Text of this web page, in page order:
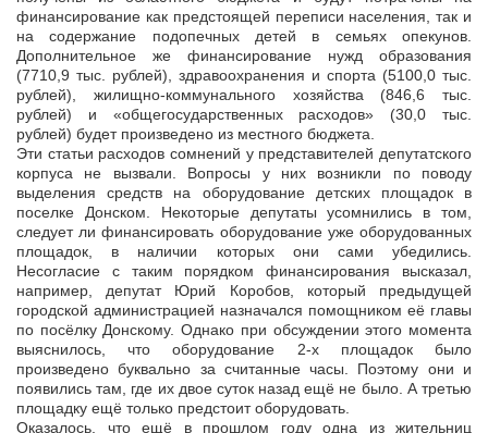
финансирование как предстоящей переписи населения, так и
на содержание подопечных детей в семьях опекунов.
Дополнительное же финансирование нужд образования
(7710,9 тыс. рублей), здравоохранения и спорта (5100,0 тыс.
рублей), жилищно-коммунального хозяйства (846,6 тыс.
рублей) и «общегосударственных расходов» (30,0 тыс.
рублей) будет произведено из местного бюджета.
Эти статьи расходов сомнений у представителей депутатского
корпуса не вызвали. Вопросы у них возникли по поводу
выделения средств на оборудование детских площадок в
поселке Донском. Некоторые депутаты усомнились в том,
следует ли финансировать оборудование уже оборудованных
площадок, в наличии которых они сами убедились.
Несогласие с таким порядком финансирования высказал,
например, депутат Юрий Коробов, который предыдущей
городской администрацией назначался помощником её главы
по посёлку Донскому. Однако при обсуждении этого момента
выяснилось, что оборудование 2-х площадок было
произведено буквально за считанные часы. Поэтому они и
появились там, где их двое суток назад ещё не было. А третью
площадку ещё только предстоит оборудовать.
Оказалось, что ещё в прошлом году одна из жительниц